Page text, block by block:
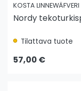
KOSTA LINNEWÄFVERI
Nordy
Tilattava tuote
57,00 €